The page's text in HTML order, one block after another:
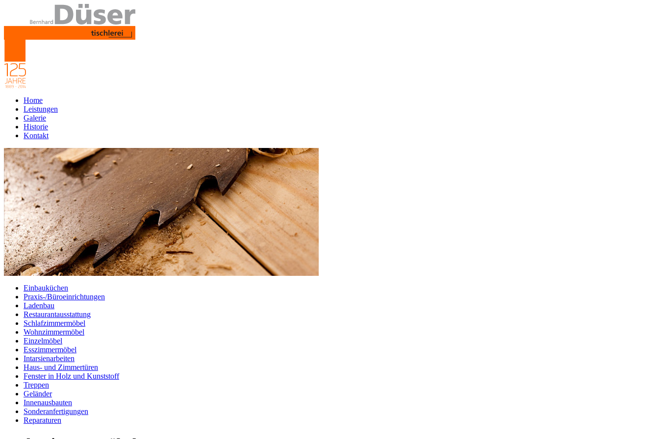
Home
Leistungen
Galerie
Historie
Kontakt
Einbauküchen
Praxis-/Büroeinrichtungen
Ladenbau
Restaurantausstattung
Schlafzimmermöbel
Wohnzimmermöbel
Einzelmöbel
Esszimmermöbel
Intarsienarbeiten
Haus- und Zimmertüren
Fenster in Holz und Kunststoff
Treppen
Geländer
Innenausbauten
Sonderanfertigungen
Reparaturen